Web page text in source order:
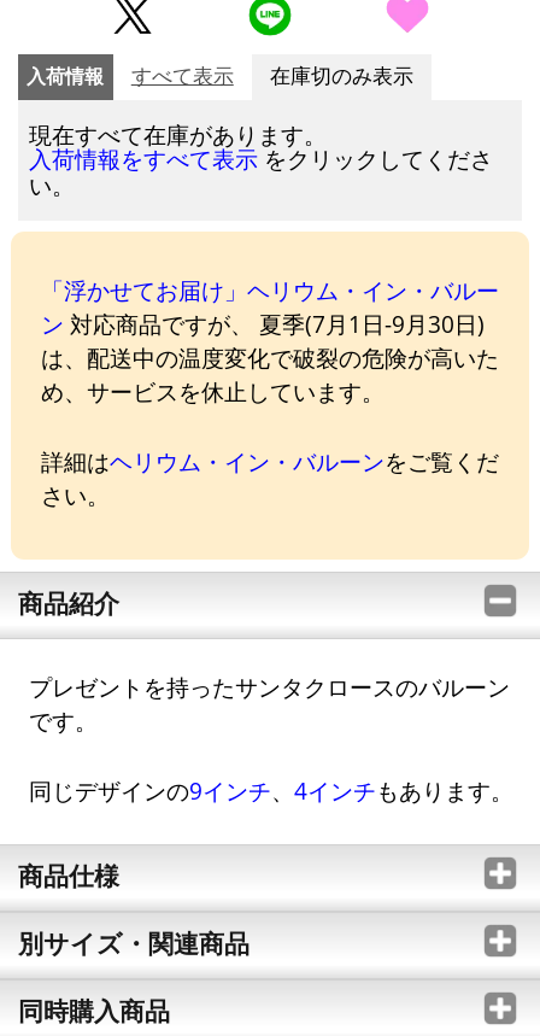
入荷情報 すべて表示 在庫切のみ表示
現在すべて在庫があります。
入荷情報をすべて表示 をクリックしてくださ
い。
「浮かせてお届け」ヘリウム・イン・バルー
ン 対応商品ですが、 夏季(7月1日-9月30日)
は、配送中の温度変化で破裂の危険が高いた
め、サービスを休止しています。
詳細はヘリウム・イン・バルーンをご覧くだ
さい。
商品紹介
プレゼントを持ったサンタクロースのバルーン
です。
同じデザインの9インチ、4インチもあります。
商品仕様
別サイズ・関連商品
同時購入商品